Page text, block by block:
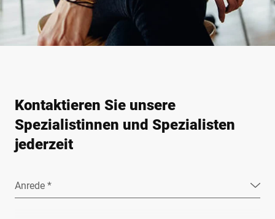
Kontaktieren Sie unsere
Spezialistinnen und Spezialisten
jederzeit
Anrede *